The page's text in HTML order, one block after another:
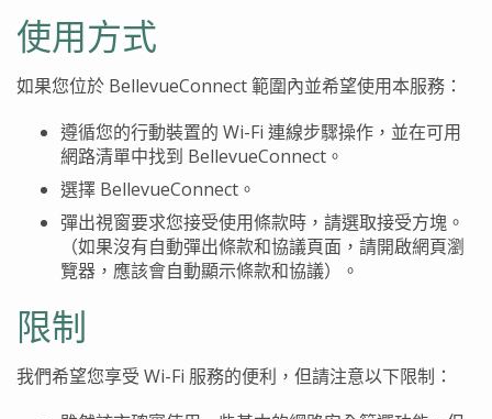
使用方式
如果您位於 BellevueConnect範圍內並希望使用本服務：
遵循您的行動裝置的 Wi-Fi 連線步驟操作，並在可用
網路清單中找到 BellevueConnect 。
選擇 BellevueConnect 。
彈出視窗要求您接受使用條款時，請選取接受方塊。
（如果沒有自動彈出條款和協議頁面，請開啟網頁瀏
覽器，應該會自動顯示條款和協議）。
限制
我們希望您享受 Wi-Fi 服務的便利，但請注意以下限制：